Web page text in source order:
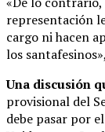
representación
cargo ni hacen
los
Una discusión
provisional del
debe pasar por